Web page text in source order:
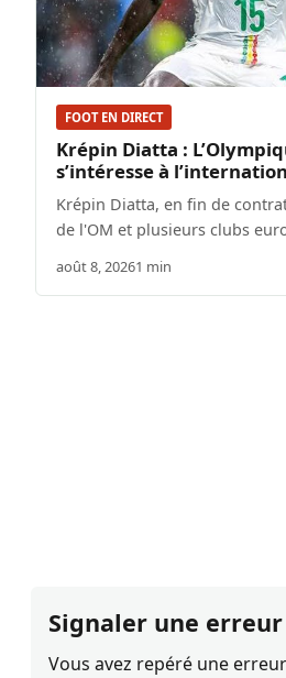
FOOT EN DIRECT
Krépin Diatta :
s’intéresse à
Krépin Diatta, en fin de
de l'OM et plusieurs clubs
août 8, 20261 min
Signaler une erreur
Vous avez repéré une